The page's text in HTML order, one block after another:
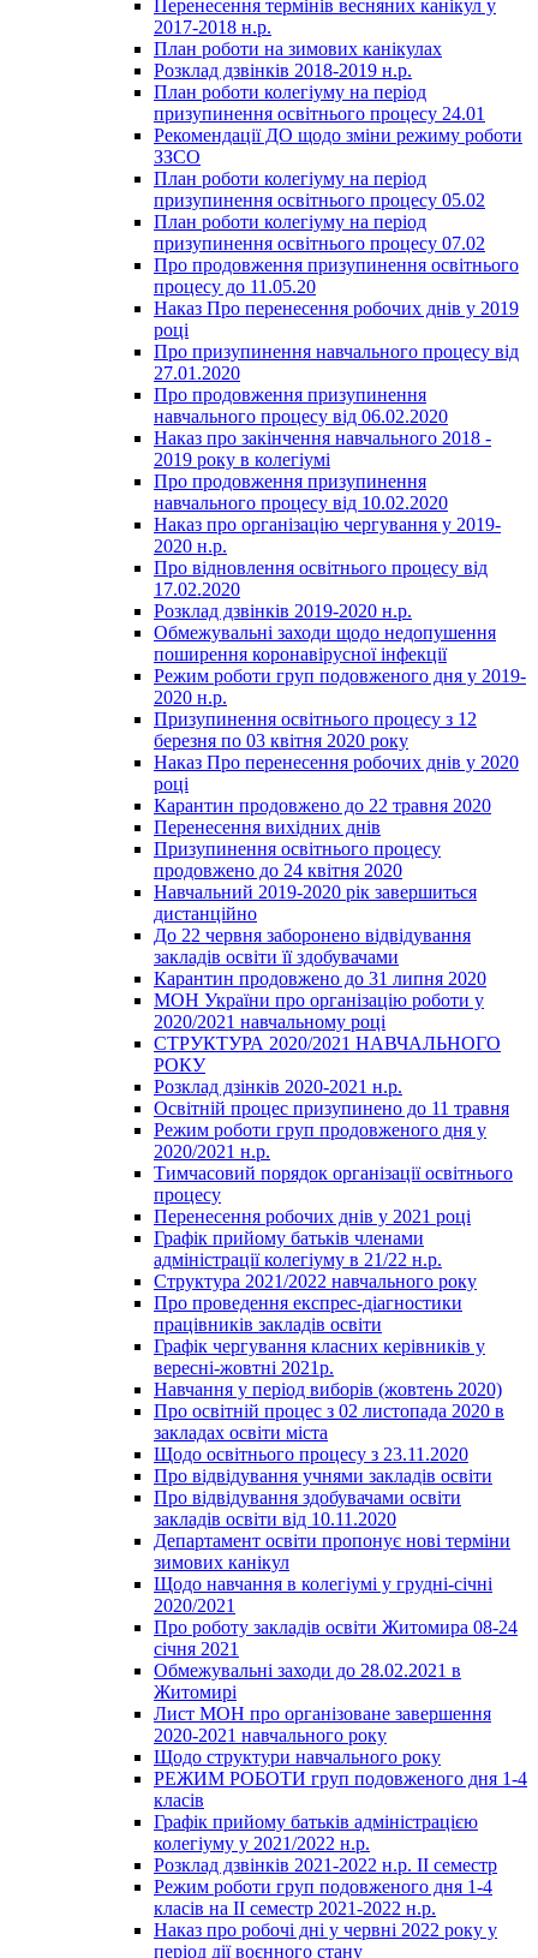
Перенесення термінів весняних канікул у
2017-2018 н.р.
План роботи на зимових канікулах
Розклад дзвінків 2018-2019 н.р.
План роботи колегіуму на період
призупинення освітнього процесу 24.01
Рекомендації ДО щодо зміни режиму роботи
ЗЗСО
План роботи колегіуму на період
призупинення освітнього процесу 05.02
План роботи колегіуму на період
призупинення освітнього процесу 07.02
Про продовження призупинення освітнього
процесу до 11.05.20
Наказ Про перенесення робочих днів у 2019
році
Про призупинення навчального процесу від
27.01.2020
Про продовження призупинення
навчального процесу від 06.02.2020
Наказ про закінчення навчального 2018 -
2019 року в колегіумі
Про продовження призупинення
навчального процесу від 10.02.2020
Наказ про організацію чергування у 2019-
2020 н.р.
Про відновлення освітнього процесу від
17.02.2020
Розклад дзвінків 2019-2020 н.р.
Обмежувальні заходи щодо недопушення
поширення коронавірусної інфекції
Режим роботи груп подовженого дня у 2019-
2020 н.р.
Призупинення освітнього процесу з 12
березня по 03 квітня 2020 року
Наказ Про перенесення робочих днів у 2020
році
Карантин продовжено до 22 травня 2020
Перенесення вихідних днів
Призупинення освітнього процесу
продовжено до 24 квітня 2020
Навчальний 2019-2020 рік завершиться
дистанційно
До 22 червня заборонено відвідування
закладів освіти її здобувачами
Карантин продовжено до 31 липня 2020
МОН України про організацію роботи у
2020/2021 навчальному році
СТРУКТУРА 2020/2021 НАВЧАЛЬНОГО
РОКУ
Розклад дзінків 2020-2021 н.р.
Освітній процес призупинено до 11 травня
Режим роботи груп продовженого дня у
2020/2021 н.р.
Тимчасовий порядок організації освітнього
процесу
Перенесення робочих днів у 2021 році
Графік прийому батьків членами
адміністрації колегіуму в 21/22 н.р.
Структура 2021/2022 навчального року
Про проведення експрес-діагностики
працівників закладів освіти
Графік чергування класних керівників у
вересні-жовтні 2021р.
Навчання у період виборів (жовтень 2020)
Про освітній процес з 02 листопада 2020 в
закладах освіти міста
Щодо освітнього процесу з 23.11.2020
Про відвідування учнями закладів освіти
Про відвідування здобувачами освіти
закладів освіти від 10.11.2020
Департамент освіти пропонує нові терміни
зимових канікул
Щодо навчання в колегіумі у грудні-січні
2020/2021
Про роботу закладів освіти Житомира 08-24
січня 2021
Обмежувальні заходи до 28.02.2021 в
Житомирі
Лист МОН про організоване завершення
2020-2021 навчального року
Щодо структури навчального року
РЕЖИМ РОБОТИ груп подовженого дня 1-4
класів
Графік прийому батьків адміністрацією
колегіуму у 2021/2022 н.р.
Розклад дзвінків 2021-2022 н.р. ІІ семестр
Режим роботи груп подовженого дня 1-4
класів на ІІ семестр 2021-2022 н.р.
Наказ про робочі дні у червні 2022 року у
період дії воєнного стану